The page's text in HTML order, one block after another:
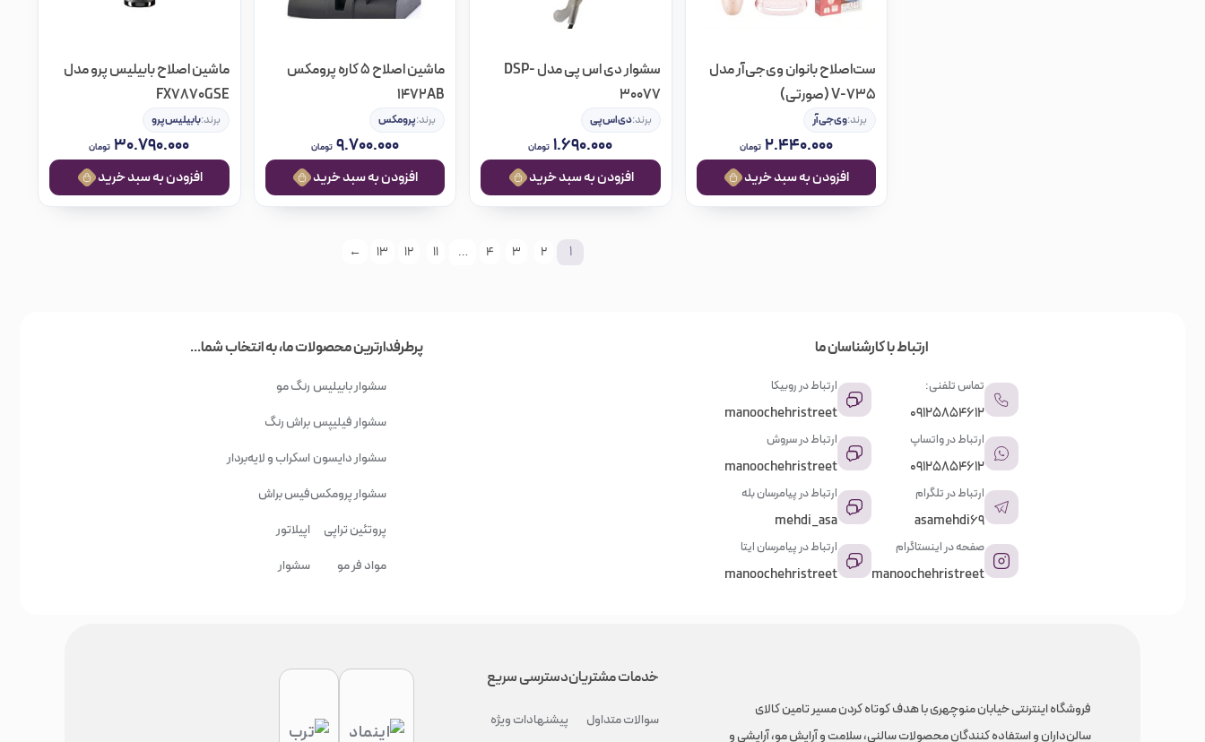
ست‌اصلاح بانوان وی‌جی‌آر مدل
V-735 (صورتی)
برند:وی‌جی‌آر
۲.۴۴۰.۰۰۰ تومان
افزودن به سبد خرید
سشوار دی اس پی مدل DSP-
30077
برند:دی‌اس‌پی
۱.۶۹۰.۰۰۰ تومان
افزودن به سبد خرید
ماشین اصلاح 5 کاره پرومکس
1472AB
برند:پرومکس
۹.۷۰۰.۰۰۰ تومان
افزودن به سبد خرید
ماشین اصلاح بابیلیس پرو مدل
FX7870GSE
برند:بابیلیس‌پرو
۳۰.۷۹۰.۰۰۰ تومان
افزودن به سبد خرید
1
2
3
4
…
11
12
13
←
ارتباط با کارشناسان ما
تماس تلفنی:
09125854612
ارتباط در واتساپ
09125854612
ارتباط در تلگرام
asamehdi69
صفحه در اینستاگرام
manoochehristreet
ارتباط در روبیکا
manoochehristreet
ارتباط در سروش
manoochehristreet
ارتباط در پیامرسان بله
mehdi_asa
ارتباط در پیامرسان ایتا
manoochehristreet
پرطرفدارترین محصولات ما، به انتخاب شما...
سشوار بابیلیس
سشوار فیلیپس
سشوار دایسون
سشوار پرومکس
پروتئین تراپی
مواد فر مو
رنگ مو
براش رنگ
اسکراب و لایه‌بردار
فیس براش
اپیلاتور
سشوار
فروشگاه اینترنتی خیابان منوچهری با هدف کوتاه کردن مسیر تامین کالای
سالن‌داران و استفاده کنندگان محصولات سالنی، سلامت و آرایش مو، آرایشی و
خدمات مشتریان
سوالات متداول
دسترسی سریع
پیشنهادات ویژه